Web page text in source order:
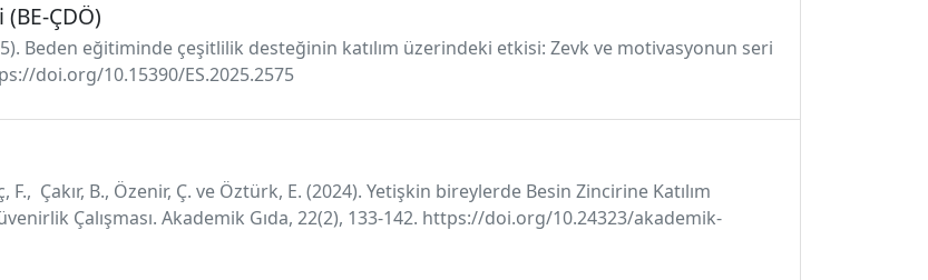
ÇDÖ)
Beden eğitiminde çeşitlilik desteğinin katılım üzerindeki etkisi: Zevk ve motivasyonun seri
doi.org/10.15390/ES.2025.2575
F., Çakır, B., Özenir, Ç. ve Öztürk, E. (2024). Yetişkin bireylerde Besin Zincirine Katılım
Çalışması. Akademik Gıda, 22(2), 133-142. https://doi.org/10.24323/akademik-